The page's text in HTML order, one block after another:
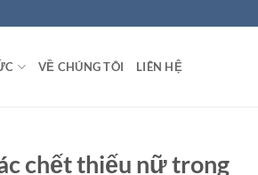
VỀ CHÚNG TÔI LIÊN HỆ
chết thiếu nữ trong